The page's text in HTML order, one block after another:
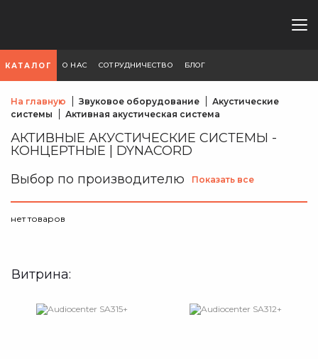
КАТАЛОГ О НАС СОТРУДНИЧЕСТВО БЛОГ
На главную Звуковое оборудование
Акустические
системы
Активная акустическая система
АКТИВНЫЕ АКУСТИЧЕСКИЕ СИСТЕМЫ -
КОНЦЕРТНЫЕ | DYNACORD
Выбор по производителю
Показать все
нет товаров
Витрина: